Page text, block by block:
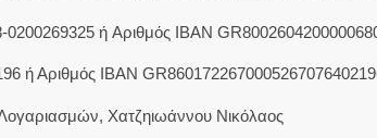
ή Aριθμός IBAN
ή Αριθμός IBAN
Χατζηιωάννου Νικόλαος